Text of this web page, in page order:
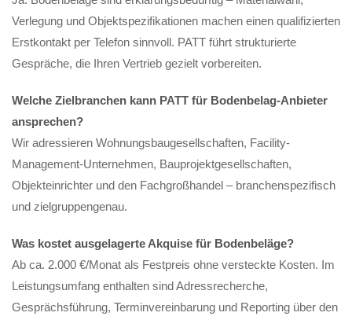
Verlegung und Objektspezifikationen machen einen qualifizierten
Erstkontakt per Telefon sinnvoll. PATT führt strukturierte
Gespräche, die Ihren Vertrieb gezielt vorbereiten.
Welche Zielbranchen kann PATT für Bodenbelag-Anbieter
ansprechen?
Wir adressieren Wohnungsbaugesellschaften, Facility-
Management-Unternehmen, Bauprojektgesellschaften,
Objekteinrichter und den Fachgroßhandel – branchenspezifisch
und zielgruppengenau.
Was kostet ausgelagerte Akquise für Bodenbeläge?
Ab ca. 2.000 €/Monat als Festpreis ohne versteckte Kosten. Im
Leistungsumfang enthalten sind Adressrecherche,
Gesprächsführung, Terminvereinbarung und Reporting über den